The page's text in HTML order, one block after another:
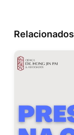
Relacionados